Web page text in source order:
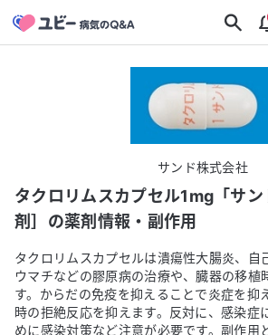
サンド株式会社
タクロリムスカプセル1mg「サン
剤］ の薬剤情報・副作用
タクロリムスカプセルは潰瘍性大腸炎、自
ウマチなどの膠原病の治療や、臓器の移植
す。からだの免疫を抑えることで炎症を抑
時の拒絶反応を抑えます。反対に、感染症
めに感染対策など注意が必要です。副作用